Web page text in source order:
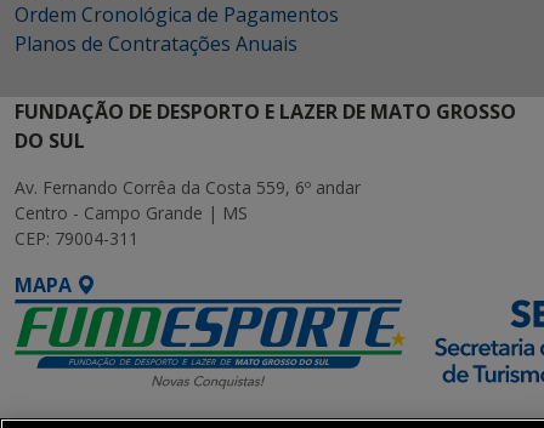
Ordem Cronológica de Pagamentos
Planos de Contratações Anuais
FUNDAÇÃO DE DESPORTO E LAZER DE MATO GROSSO
DO SUL
Av. Fernando Corrêa da Costa 559, 6º andar
Centro - Campo Grande | MS
CEP: 79004-311
MAPA